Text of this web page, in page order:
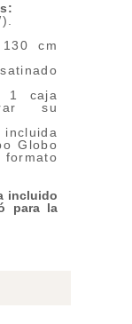
cm
1 caja
su
Globo
incluido
para la